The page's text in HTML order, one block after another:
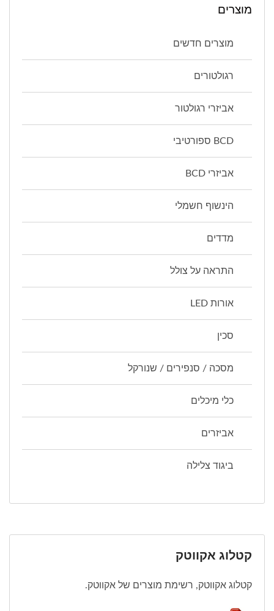
מוצרים
מוצרים חדשים
רגולטורים
אביזרי רגולטור
BCD ספורטיבי
אביזרי BCD
הינשוף חשמלי
מדדים
התראה על צולל
אורות LED
סכין
מסכה / סנפירים / שנורקל
כלי מיכלים
אביזרים
ביגוד צלילה
קטלוג אקווטק
קטלוג אקווטק, רשימת מוצרים של אקווטק.